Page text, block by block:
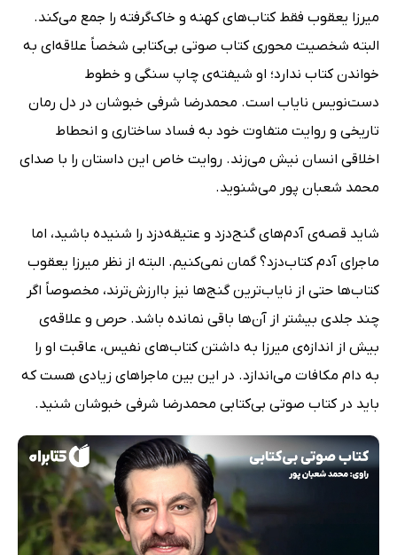
میرزا یعقوب فقط کتاب‌های کهنه و خاک‌گرفته را جمع می‌کند.
البته شخصیت محوری کتاب صوتی بی‌کتابی شخصاً علاقه‌ای به
خواندن کتاب ندارد؛ او شیفته‌ی چاپ سنگی و خطوط
دست‌نویس نایاب است. محمدرضا شرفی خبوشان در دل رمان
تاریخی و روایت متفاوت خود به فساد ساختاری و انحطاط
اخلاقی انسان نیش می‌زند. روایت خاص این داستان را با صدای
محمد شعبان پور می‌شنوید.
شاید قصه‌ی آدم‌های گنج‌دزد و عتیقه‌دزد را شنیده باشید، اما
ماجرای آدم کتاب‌دزد؟ گمان نمی‌کنیم. البته از نظر میرزا یعقوب
کتاب‌ها حتی از نایاب‌ترین گنج‌ها نیز باارزش‌ترند، مخصوصاً اگر
چند جلدی بیشتر از آن‌ها باقی نمانده باشد. حرص و علاقه‌ی
بیش از اندازه‌ی میرزا به داشتن کتاب‌های نفیس، عاقبت او را
به دام مکافات می‌اندازد. در این بین ماجراهای زیادی هست که
باید در کتاب صوتی بی‌کتابی محمدرضا شرفی خبوشان شنید.